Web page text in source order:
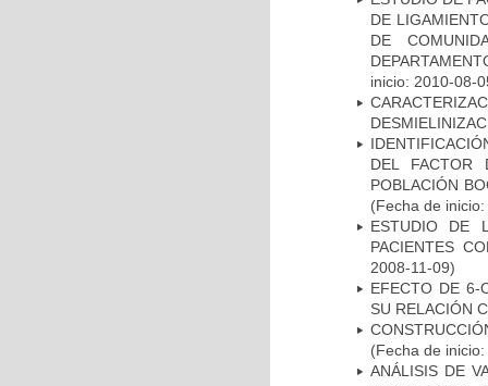
DE
DE
inicio: 2010-08-
DEL FACTOR
POBLACIÓN
(Fecha de
ESTUDIO DE
PACIENTES
2008-11-09)
EFECTO DE 6-
SU RELACIÓN
(Fecha de
ANÁLISIS DE